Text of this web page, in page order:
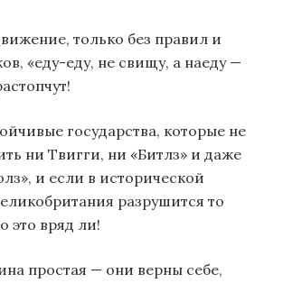
только без правил и
«еду-еду, не свищу, а наеду —
государства, которые не
ни Твигги, ни «Битлз» и даже
и если в исторической
разрушится то
это вряд ли!
простая — они верны себе,